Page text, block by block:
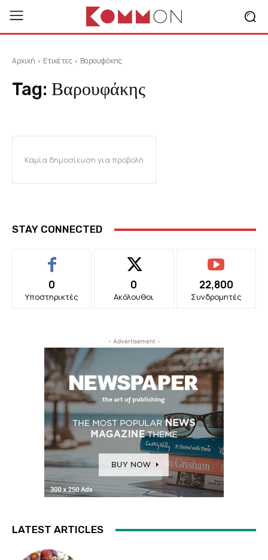
Αρχική Ετικέτες Βαρουφάκης
Tag: Βαρουφάκης
Καμία δημοσίευση για προβολή
STAY CONNECTED
0
Υποστηρικτές
0
Ακόλουθοι
22,800
Συνδρομητές
- Advertisement -
LATEST ARTICLES